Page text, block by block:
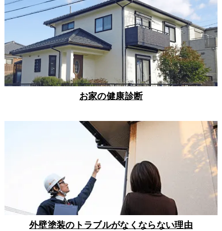
お家の健康診断
外壁塗装のトラブルがなくならない理由